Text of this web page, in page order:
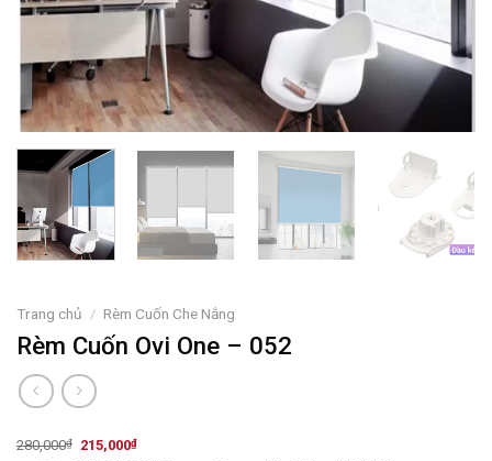
Trang chủ / Rèm Cuốn Che Nắng
Rèm Cuốn Ovi One – 052
280,000₫
Original
215,000₫Current